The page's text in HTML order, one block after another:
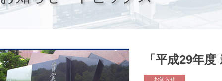
「平成29年
お知らせ